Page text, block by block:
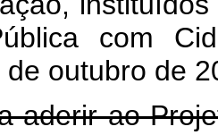
com
de outubro de
aderir ao